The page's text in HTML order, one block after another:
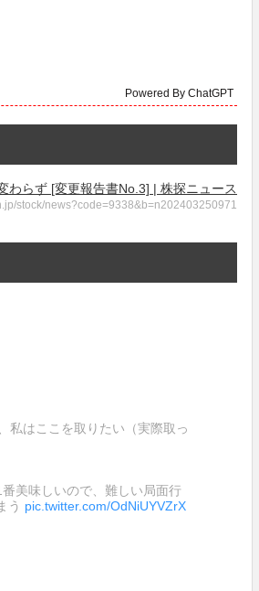
Powered By ChatGPT
わらず [変更報告書No.3] | 株探ニュース
stock/news?code=9338&b=n202403250971
私はここを取りたい（実際取っ
美味しいので、難しい局面行
う pic.twitter.com/OdNiUYVZrX